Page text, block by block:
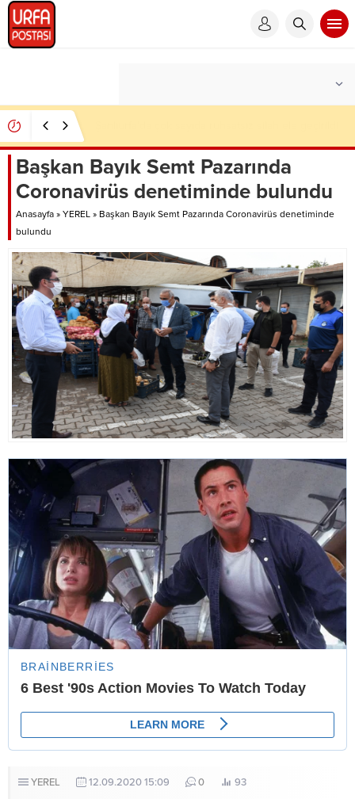
Başkan Bayık Semt Pazarında
Coronavirüs denetiminde bulundu
Anasayfa » YEREL » Başkan Bayık Semt Pazarında Coronavirüs denetiminde
bulundu
YEREL 12.09.2020 15:09 0 93